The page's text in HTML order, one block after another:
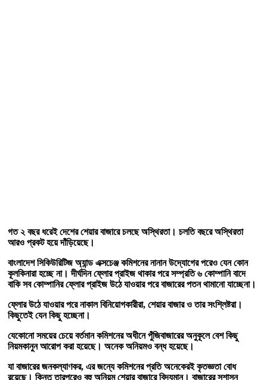
গত ২ বছর ধরেই দেশের শেয়ার বাজারে চলছে অস্থিরতা। চলতি বছরে অস্থিরতা
আরও প্রকট হয়ে দাঁড়িয়েছে।
বাংলাদেশ সিকিউরিটিজ অ্যান্ড এক্সচেঞ্জ কমিশনের নানান উদ্যোগেরপরেও যেন কোন
কূলকিনারা হচ্ছে না। দীর্ঘদিন ফ্লোর প্রাইজ থাকার পরে সম্প্রতি ৬ কোম্পানি বাদে
বাকি সব কোম্পানির ফ্লোর প্রাইজ উঠে যাওয়ার পরে বাজারের পতনথামানো যাচ্ছেনা।
ফ্লোর উঠে যাওয়ার পরে নাকাল বিনিয়োগকারীরা, শেয়ার বাজার ও তারসংশ্লিষ্টরা।
কিছুতেই যেন কিছু হচ্ছেনা।
যেকোনো সময়ের চেয়ে বর্তমান কমিশনের অধীনে পুঁজিবাজারের অনুকূলে বেশ কিছু
নিয়মকানুন আরোপ করা হয়েছে। অনেক অনিয়মও বন্ধ হয়েছে।
যা বাজারের জনকল্যাণকর, এর জন্যে কমিশনের প্রতি অনেকেরই কৃতজ্ঞতা বোধ
রয়েছে। কিন্তু তারপরেও বহুঅনিয়ম শেয়ার বাজারে বিদ্যমান। বাজারের সুশাসন